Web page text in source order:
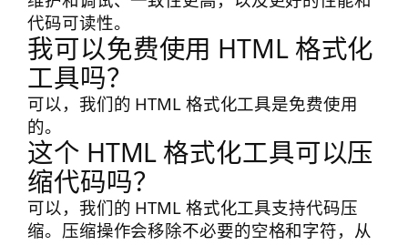
代码可读性。
我可以免费使用 HTML 格式化
工具吗？
可以，我们的 HTML 格式化工具是免费使用
的。
这个 HTML 格式化工具可以压
缩代码吗？
可以，我们的 HTML 格式化工具支持代码压
缩。压缩操作会移除不必要的空格和字符，从